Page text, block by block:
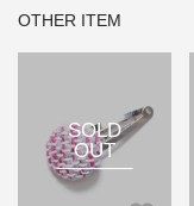
OTHER ITEM
SOLD
OUT